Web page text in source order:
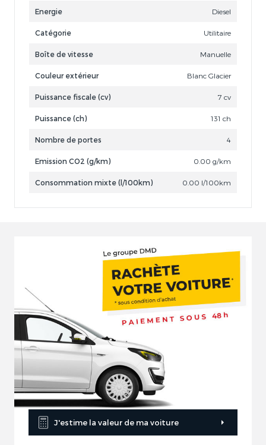
Energie Diesel
Catégorie Utilitaire
Boîte de vitesse Manuelle
Couleur extérieur Blanc Glacier
Puissance fiscale (cv) 7 cv
Puissance (ch) 131 ch
Nombre de portes 4
Emission CO2 (g/km) 0.00 g/km
Consommation mixte (l/100km) 0.00 l/100km
J'estime la valeur de ma voiture